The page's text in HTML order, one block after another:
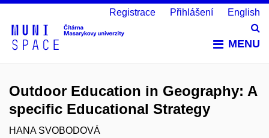
MENU
Registrace Přihlášení English
Outdoor Education in Geography: A
specific Educational Strategy
HANA SVOBODOVÁ